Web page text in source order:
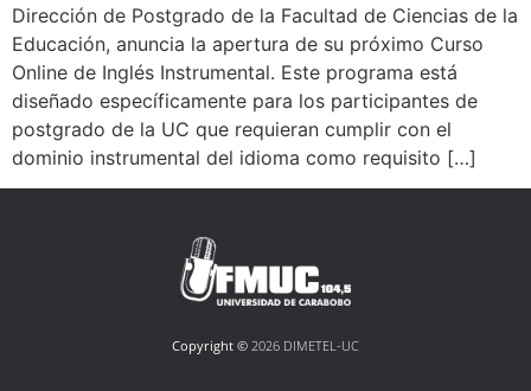
Dirección de Postgrado de la Facultad de Ciencias de la
Educación, anuncia la apertura de su próximo Curso
Online de Inglés Instrumental. Este programa está
diseñado específicamente para los participantes de
postgrado de la UC que requieran cumplir con el
dominio instrumental del idioma como requisito […]
Copyright © 2026 DIMETEL-UC